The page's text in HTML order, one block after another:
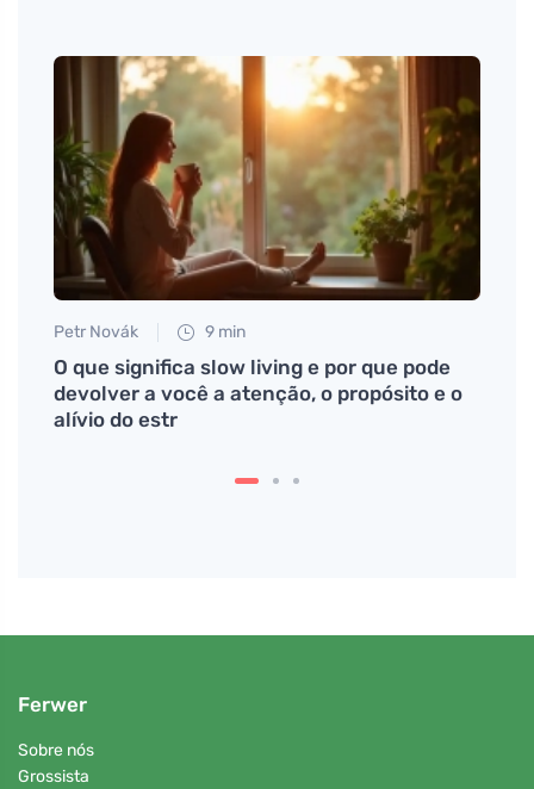
Petr Novák 9 min
O que significa slow living e por que pode
devolver a você a atenção, o propósito e o
alívio do estr
Ferwer
Sobre nós
Grossista